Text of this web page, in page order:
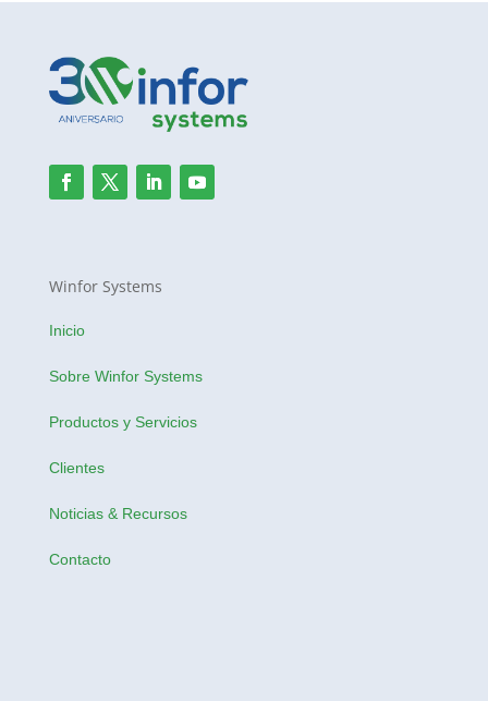
Winfor Systems
Inicio
Sobre Winfor Systems
Productos y Servicios
Clientes
Noticias & Recursos
Contacto